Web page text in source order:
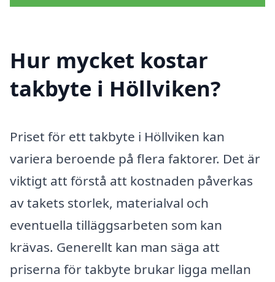
Hur mycket kostar
takbyte i Höllviken?
Priset för ett takbyte i Höllviken kan
variera beroende på flera faktorer. Det är
viktigt att förstå att kostnaden påverkas
av takets storlek, materialval och
eventuella tilläggsarbeten som kan
krävas. Generellt kan man säga att
priserna för takbyte brukar ligga mellan